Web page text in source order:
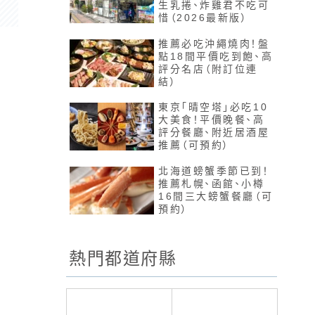
生乳捲、炸雞君不吃可
惜（2026最新版）
推薦必吃沖繩燒肉！盤
點18間平價吃到飽、高
評分名店（附訂位連
結）
東京「晴空塔」必吃10
大美食！平價晚餐、高
評分餐廳、附近居酒屋
推薦（可預約）
北海道螃蟹季節已到！
推薦札幌、函館、小樽
16間三大螃蟹餐廳（可
預約）
熱門都道府縣